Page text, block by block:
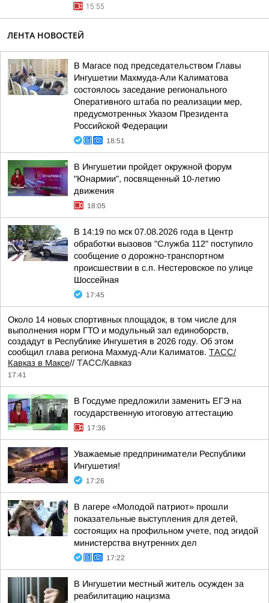
15:55
ЛЕНТА НОВОСТЕЙ
В Магасе под председательством Главы
Ингушетии Махмуда-Али Калиматова
состоялось заседание регионального
Оперативного штаба по реализации мер,
предусмотренных Указом Президента
Российской Федерации
18:51
В Ингушетии пройдет окружной форум
"Юнармии", посвященный 10-летию
движения
18:05
В 14:19 по мск 07.08.2026 года в Центр
обработки вызовов "Служба 112" поступило
сообщение о дорожно-транспортном
происшествии в с.п. Нестеровское по улице
Шоссейная
17:45
Около 14 новых спортивных площадок, в том числе для
выполнения норм ГТО и модульный зал единоборств,
создадут в Республике Ингушетия в 2026 году. Об этом
сообщил глава региона Махмуд-Али Калиматов. ТАСС/
Кавказ в Максе// ТАСС/Кавказ
17:41
В Госдуме предложили заменить ЕГЭ на
государственную итоговую аттестацию
17:36
Уважаемые предприниматели Республики
Ингушетия!
17:26
В лагере «Молодой патриот» прошли
показательные выступления для детей,
состоящих на профильном учете, под эгидой
министерства внутренних дел
17:22
В Ингушетии местный житель осужден за
реабилитацию нацизма